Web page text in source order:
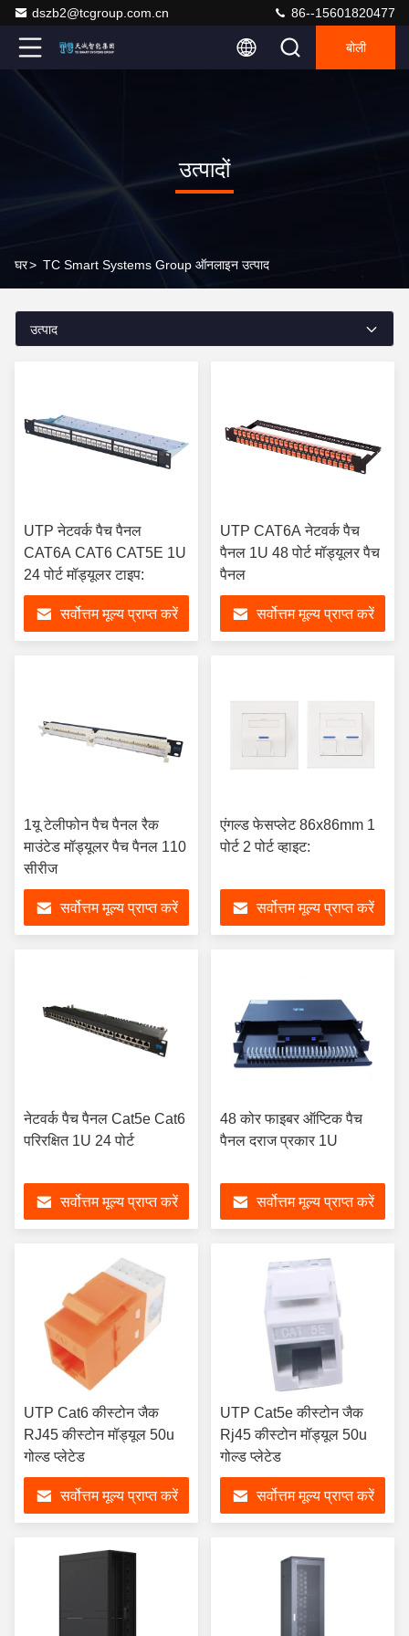
dszb2@tcgroup.com.cn 86--15601820477
बोली
उत्पादों
घर> TC Smart Systems Group ऑनलाइन उत्पाद
उत्पाद
UTP नेटवर्क पैच पैनल
CAT6A CAT6 CAT5E 1U
24 पोर्ट मॉड्यूलर टाइप:
सर्वोत्तम मूल्य प्राप्त करें
UTP CAT6A नेटवर्क पैच
पैनल 1U 48 पोर्ट मॉड्यूलर पैच
पैनल
सर्वोत्तम मूल्य प्राप्त करें
1यू टेलीफोन पैच पैनल रैक
माउंटेड मॉड्यूलर पैच पैनल 110
सीरीज
सर्वोत्तम मूल्य प्राप्त करें
एंगल्ड फेसप्लेट 86x86mm 1
पोर्ट 2 पोर्ट व्हाइट:
सर्वोत्तम मूल्य प्राप्त करें
नेटवर्क पैच पैनल Cat5e Cat6
परिरक्षित 1U 24 पोर्ट
सर्वोत्तम मूल्य प्राप्त करें
48 कोर फाइबर ऑप्टिक पैच
पैनल दराज प्रकार 1U
सर्वोत्तम मूल्य प्राप्त करें
UTP Cat6 कीस्टोन जैक
RJ45 कीस्टोन मॉड्यूल 50u
गोल्ड प्लेटेड
सर्वोत्तम मूल्य प्राप्त करें
UTP Cat5e कीस्टोन जैक
Rj45 कीस्टोन मॉड्यूल 50u
गोल्ड प्लेटेड
सर्वोत्तम मूल्य प्राप्त करें